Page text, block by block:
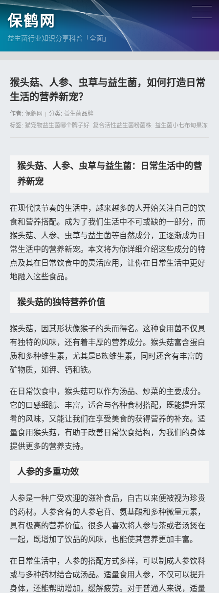
保鹤网
益生菌行业知识分享科普「全面」
猴头菇、人参、虫草与益生菌，如何打造日常
生活的营养新宠？
作者: 保鹤网 分类: 益生菌品牌
标签: 猫宠物益生菌哪个牌子好 复合活性益生菌粉菌株 益生菌小七布甸果冻
猴头菇、人参、虫草与益生菌：日常生活中的营
养新宠
在现代快节奏的生活中，越来越多的人开始关注自己的饮
食和营养搭配。成为了我们生活中不可或缺的一部分，而
猴头菇、人参、虫草与益生菌等自然成分，正逐渐成为日
常生活中的营养新宠。本文将为你详细介绍这些成分的特
点及其在日常饮食中的灵活应用，让你在日常生活中更好
地融入这些食品。
猴头菇的独特营养价值
猴头菇，因其形状像猴子的头而得名。这种食用菌不仅具
有独特的风味，还有着丰厚的营养成分。猴头菇富含蛋白
质和多种维生素，尤其是B族维生素，同时还含有丰富的
矿物质，如钾、钙和铁。
在日常饮食中，猴头菇可以作为汤品、炒菜的主要成分。
它的口感细腻、丰富，适合与各种食材搭配，既能提升菜
肴的风味，又能让我们在享受美食的获得营养的补充。适
量食用猴头菇，有助于改善日常饮食结构，为我们的身体
提供更多的营养支持。
人参的多重功效
人参是一种广受欢迎的滋补食品，自古以来便被视为珍贵
的药材。人参含有的人参皂苷、氨基酸和多种微量元素，
具有极高的营养价值。很多人喜欢将人参与茶或者汤煲在
一起，既增加了饮品的风味，也能使其营养更加丰富。
在日常生活中，人参的搭配方式多样，可以制成人参饮料
或与多种药材结合成汤品。适量食用人参，不仅可以提升
身体，还能帮助增加，缓解疲劳。对于普通人来说，适量